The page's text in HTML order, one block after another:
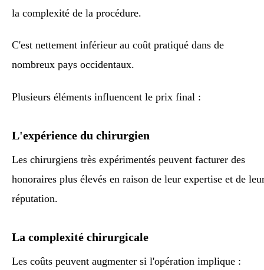
la complexité de la procédure.
C'est nettement inférieur au coût pratiqué dans de
nombreux pays occidentaux.
Plusieurs éléments influencent le prix final :
L'expérience du chirurgien
Les chirurgiens très expérimentés peuvent facturer des
honoraires plus élevés en raison de leur expertise et de
réputation.
La complexité chirurgicale
Les coûts peuvent augmenter si l'opération implique :